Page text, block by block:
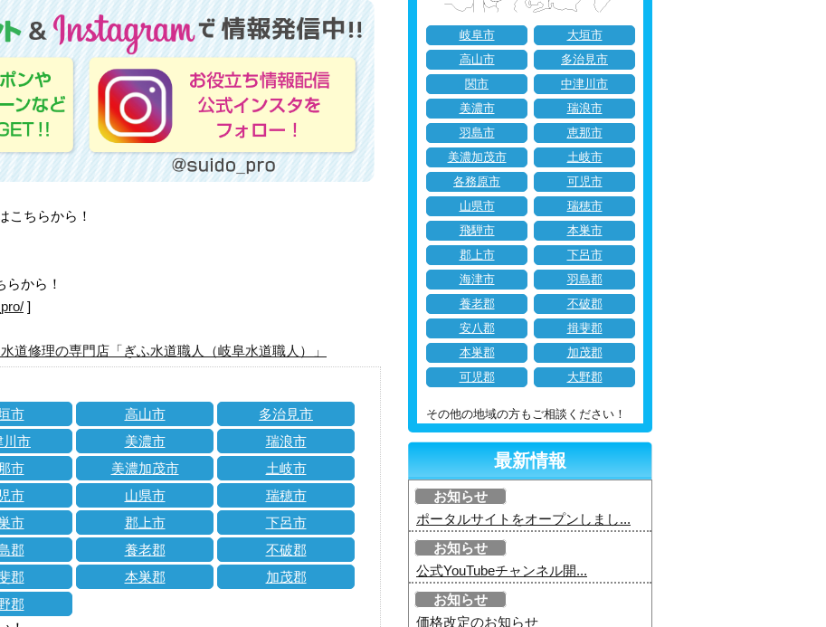
こちらから！
から！
]
道修理の専門店「ぎふ水道職人（岐阜水道職人）」
市 高山市
多治見市
川市 美濃市
瑞浪市
市 美濃加茂市
土岐市
市 山県市
瑞穂市
市 郡上市
下呂市
郡 養老郡
不破郡
郡 本巣郡
加茂郡
郡
岐阜市
大垣市
高山市
多治見市
関市
中津川市
美濃市
瑞浪市
羽島市
恵那市
美濃加茂市
土岐市
各務原市
可児市
山県市
瑞穂市
飛騨市
本巣市
郡上市
下呂市
海津市
羽島郡
養老郡
不破郡
安八郡
揖斐郡
本巣郡
加茂郡
可児郡
大野郡
その他の地域の方もご相談ください！
最新情報
お知らせ
ポータルサイトをオープンしまし...
お知らせ
公式YouTubeチャンネル開...
お知らせ
価格改定のお知らせ